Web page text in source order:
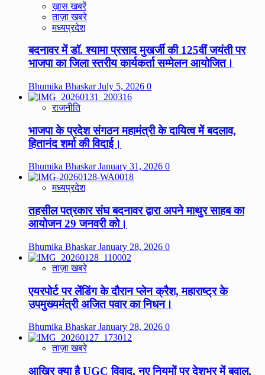
ख़ास खबरें
ताज़ा खबरे
मध्यप्रदेश
बदनावर में डॉ. श्यामा प्रसाद मुखर्जी की 125वीं जयंती पर
भाजपा का जिला स्तरीय कार्यकर्ता सम्मेलन आयोजित।
Bhumika BhaskarJuly 5, 2026 0
राजनीति
भाजपा के प्रदेश संगठन महामंत्री के दायित्व में बदलाव,
हितानंद शर्मा की विदाई।
Bhumika BhaskarJanuary 31, 2026 0
मध्यप्रदेश
तहसील पत्रकार संघ बदनावर द्वारा अपने माथुर साहब का
आयोजन 29 जनवरी को।
Bhumika BhaskarJanuary 28, 2026 0
ताज़ा खबरे
एयरपोर्ट पर लेंडिंग के दौरान प्लेन क्रैश, महाराष्ट्र के
उपमुख्यमंत्री अजित पवार का निधन।
Bhumika BhaskarJanuary 28, 2026 0
ताज़ा खबरे
आखिर क्या है UGC विवाद, नए नियमों पर देशभर में बवाल,